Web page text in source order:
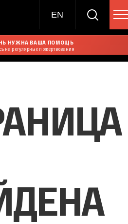
EN
НУЖНА ВАША ПОМОЩЬ
на регулярные пожертвования